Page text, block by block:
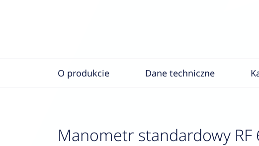
O produkcie Dane techniczne
Manometr standardowy RF